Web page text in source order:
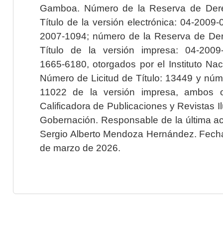
Gamboa. Número de la Reserva de
Título de la versión electrónica: 04-2009-
2007-1094; número de la Reserva de
Título de la versión impresa: 04-2009-
1665-6180, otorgados por el Instituto
Número de Licitud de Título: 13449 y
11022 de la versión impresa, ambos
Calificadora de Publicaciones y Revistas
Gobernación. Responsable de la última
Sergio Alberto Mendoza Hernández.
de marzo de 2026.